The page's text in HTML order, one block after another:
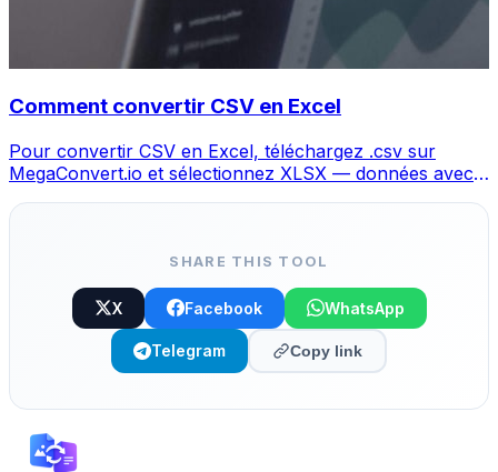
Comment convertir CSV en Excel
Pour convertir CSV en Excel, téléchargez .csv sur
MegaConvert.io et sélectionnez XLSX — données avec
SHARE THIS TOOL
X Facebook WhatsApp
Telegram Copy link